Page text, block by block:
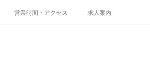
営業時間・アクセス 求人案内